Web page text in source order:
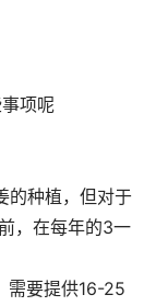
的种植，但对于
，在每年的3一
需要提供16-25